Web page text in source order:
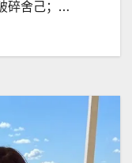
碎舍己；…